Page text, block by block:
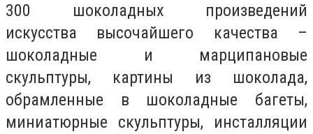
300 шоколадных произведений
искусства высочайшего качества –
шоколадные и марципановые
скульптуры, картины из шоколада,
обрамленные в шоколадные багеты,
миниатюрные скульптуры, инсталляции